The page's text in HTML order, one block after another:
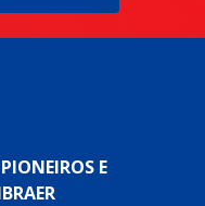
E